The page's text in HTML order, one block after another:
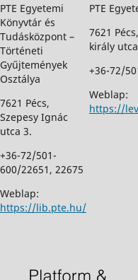
PTE Egyetemi
Könyvtár és
Tudásközpont –
Történeti
Gyűjtemények
Osztálya
7621 Pécs,
Szepesy Ignác
utca 3.
+36-72/501-
600/22651, 22675
Weblap:
https://lib.pte.hu/
PTE
7621
király
+36-72/
Weblap:
https://